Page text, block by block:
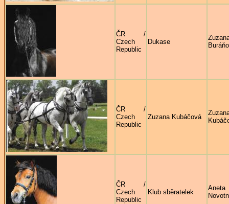
ČR /
Czech
Republic
Dukase
ČR /
Czech
Republic
Zuzana Kubáčová
ČR /
Czech
Republic
Klub sběratelek
Aneta